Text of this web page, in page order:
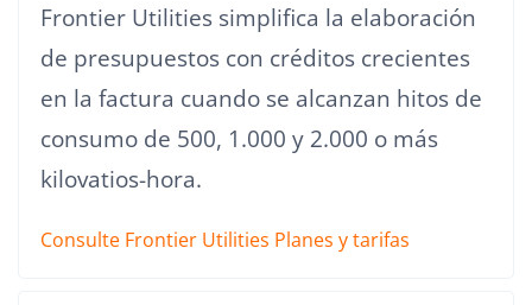
Frontier Utilities simplifica la elaboración
de presupuestos con créditos crecientes
en la factura cuando se alcanzan hitos de
consumo de 500, 1.000 y 2.000 o más
kilovatios-hora.
Consulte Frontier Utilities Planes y tarifas